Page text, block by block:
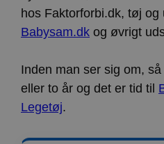
hos Faktorforbi.dk, tøj og
Babysam.dk og øvrigt
Inden man ser sig om,
eller to år og det er tid til
Legetøj.